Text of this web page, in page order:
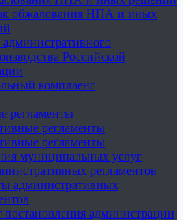
обжалования НПА и иных
административного
Российской
комплаенс
регламенты
регламенты
регламенты
муниципальных услуг
регламентов
административных
постановления администрации